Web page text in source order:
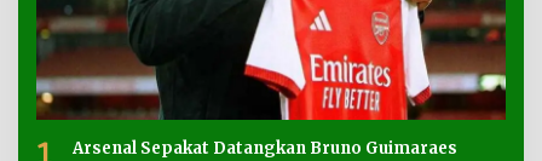
1 Arsenal Sepakat Datangkan Bruno Guimaraes